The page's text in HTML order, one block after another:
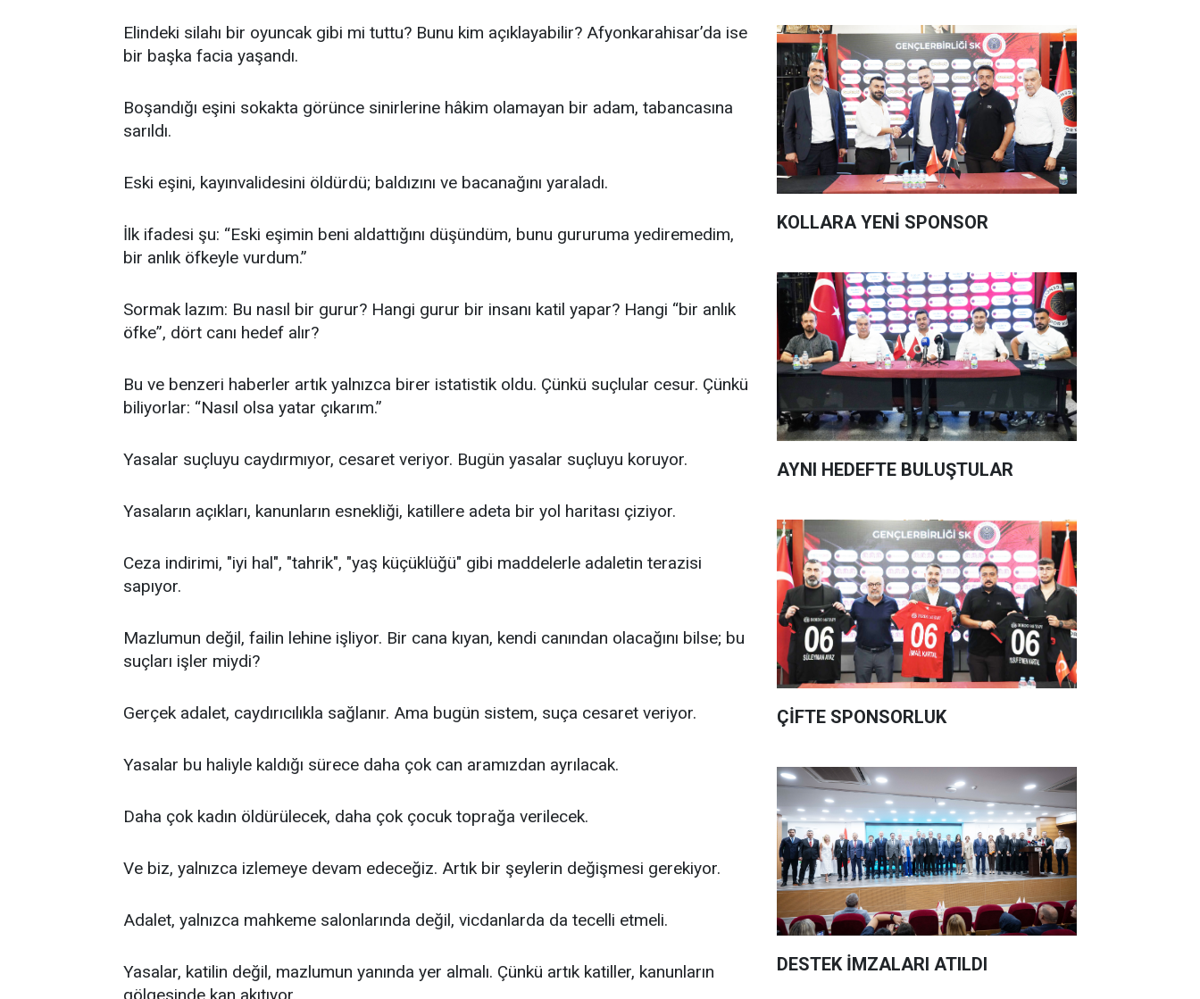
Elindeki silahı bir oyuncak gibi mi tuttu? Bunu kim açıklayabilir? Afyonkarahisar’da ise
bir başka facia yaşandı.
Boşandığı eşini sokakta görünce sinirlerine hâkim olamayan bir adam, tabancasına
sarıldı.
Eski eşini, kayınvalidesini öldürdü; baldızını ve bacanağını yaraladı.
İlk ifadesi şu: “Eski eşimin beni aldattığını düşündüm, bunu gururuma yediremedim,
bir anlık öfkeyle vurdum.”
Sormak lazım: Bu nasıl bir gurur? Hangi gurur bir insanı katil yapar? Hangi “bir anlık
öfke”, dört canı hedef alır?
Bu ve benzeri haberler artık yalnızca birer istatistik oldu. Çünkü suçlular cesur. Çünkü
biliyorlar: “Nasıl olsa yatar çıkarım.”
Yasalar suçluyu caydırmıyor, cesaret veriyor. Bugün yasalar suçluyu koruyor.
Yasaların açıkları, kanunların esnekliği, katillere adeta bir yol haritası çiziyor.
Ceza indirimi, "iyi hal", "tahrik", "yaş küçüklüğü" gibi maddelerle adaletin terazisi
sapıyor.
Mazlumun değil, failin lehine işliyor. Bir cana kıyan, kendi canından olacağını bilse; bu
suçları işler miydi?
Gerçek adalet, caydırıcılıkla sağlanır. Ama bugün sistem, suça cesaret veriyor.
Yasalar bu haliyle kaldığı sürece daha çok can aramızdan ayrılacak.
Daha çok kadın öldürülecek, daha çok çocuk toprağa verilecek.
Ve biz, yalnızca izlemeye devam edeceğiz. Artık bir şeylerin değişmesi gerekiyor.
Adalet, yalnızca mahkeme salonlarında değil, vicdanlarda da tecelli etmeli.
Yasalar, katilin değil, mazlumun yanında yer almalı. Çünkü artık katiller, kanunların
KOLLARA YENİ SPONSOR
AYNI HEDEFTE BULUŞTULAR
ÇİFTE SPONSORLUK
DESTEK İMZALARI ATILDI